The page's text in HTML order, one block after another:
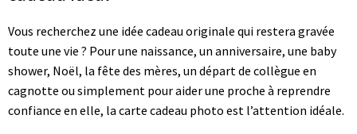
Vous recherchez une idée cadeau originale qui restera gravée
toute une vie ? Pour une naissance, un anniversaire, une baby
shower, Noël, la fête des mères, un départ de collègue en
cagnotte ou simplement pour aider une proche à reprendre
confiance en elle, la carte cadeau photo est l’attention idéale.